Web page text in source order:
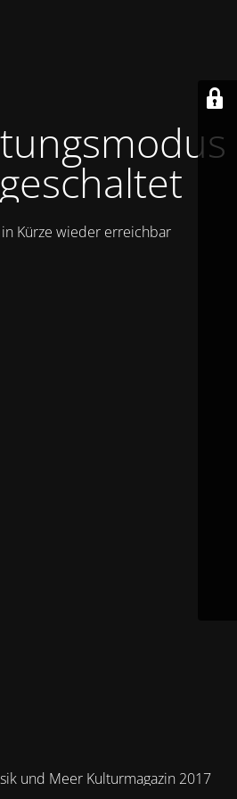
Kürze wieder erreichbar
und Meer Kulturmagazin 2017